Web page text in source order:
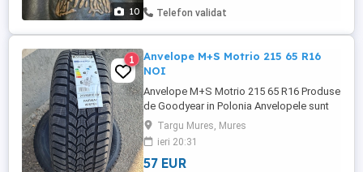
10 Telefon validat
1
Anvelope M+S Motrio 215 65 R16
NOI
Anvelope M+S Motrio 215 65 R16 Produse
de Goodyear in Polonia Anvelopele sunt
noi cu factura Pret FIX 300lei/buc Se pot
ridica din Tg Mures sau trimite pe Curier
Mai multe detalii telefonic 0752 700 446
Targu Mures, Mures
ieri 20:31
57 EUR